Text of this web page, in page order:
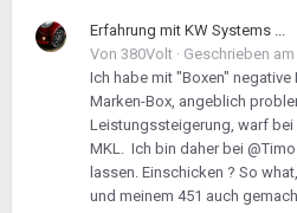
Erfahrung mit KW Systems ...
Von 380Volt · Geschrieben am
Ich habe mit "Boxen"
Marken-Box, angeblich
Leistungssteigerung, warf
MKL. Ich bin daher bei
lassen. Einschicken ? So
und meinem 451 auch